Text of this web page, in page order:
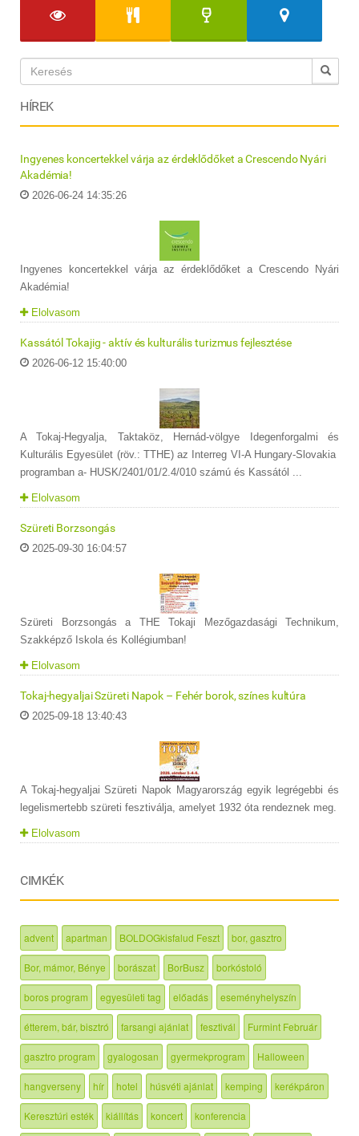
HÍREK
Ingyenes koncertekkel várja az érdeklődőket a Crescendo Nyári
Akadémia!
2026-06-24 14:35:26
Ingyenes koncertekkel várja az érdeklődőket a Crescendo Nyári
Akadémia!
Elolvasom
Kassától Tokajig - aktív és kulturális turizmus fejlesztése
2026-06-12 15:40:00
A Tokaj-Hegyalja, Taktaköz, Hernád-völgye Idegenforgalmi és
Kulturális Egyesület (röv.: TTHE) az Interreg VI-A Hungary-Slovakia
programban a- HUSK/2401/01/2.4/010 számú és Kassától ...
Elolvasom
Szüreti Borzsongás
2025-09-30 16:04:57
Szüreti Borzsongás a THE Tokaji Mezőgazdasági Technikum,
Szakképző Iskola és Kollégiumban!
Elolvasom
Tokaj-hegyaljai Szüreti Napok – Fehér borok, színes kultúra
2025-09-18 13:40:43
A Tokaj-hegyaljai Szüreti Napok Magyarország egyik legrégebbi és
legelismertebb szüreti fesztiválja, amelyet 1932 óta rendeznek meg.
Elolvasom
CIMKÉK
advent apartman BOLDOGkisfalud Feszt bor, gasztro
Bor, mámor, Bénye borászat BorBusz borkóstoló
boros program egyesületi tag előadás eseményhelyszín
étterem, bár, bisztró farsangi ajánlat fesztivál Furmint Február
gasztro program gyalogosan gyermekprogram Halloween
hangverseny hír hotel húsvéti ajánlat kemping kerékpáron
Keresztúri esték kiállítás koncert konferencia